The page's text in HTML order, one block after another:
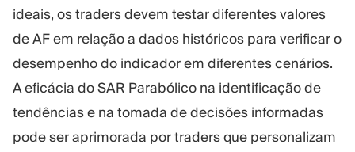
ideais, os traders devem testar diferentes valores
de AF em relação a dados históricos para verificar o
desempenho do indicador em diferentes cenários.
A eficácia do SAR Parabólico na identificação de
tendências e na tomada de decisões informadas
pode ser aprimorada por traders que personalizam